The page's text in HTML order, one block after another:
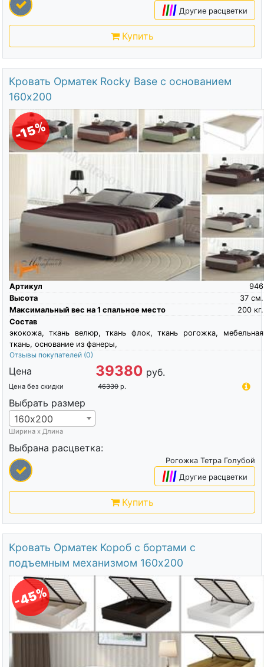
|||| Другие расцветки
Купить
Кровать Орматек Rocky Base с основанием
160х200
-15%
Артикул
946
Высота
см.
37
Максимальный вес на 1 спальное место
кг.
200
Состав
экокожа, ткань велюр, ткань флок, ткань рогожка, мебельная
ткань, основание из фанеры,
Отзывы покупателей (0)
Цена 39380 руб.
Цена без скидки 46330 р.
Выбрать размер
160х200
Ширина х Длина
Выбрана расцветка:
Рогожка Тетра Голубой
|||| Другие расцветки
Купить
Кровать Орматек Короб с бортами с
подъемным механизмом 160х200
-45%